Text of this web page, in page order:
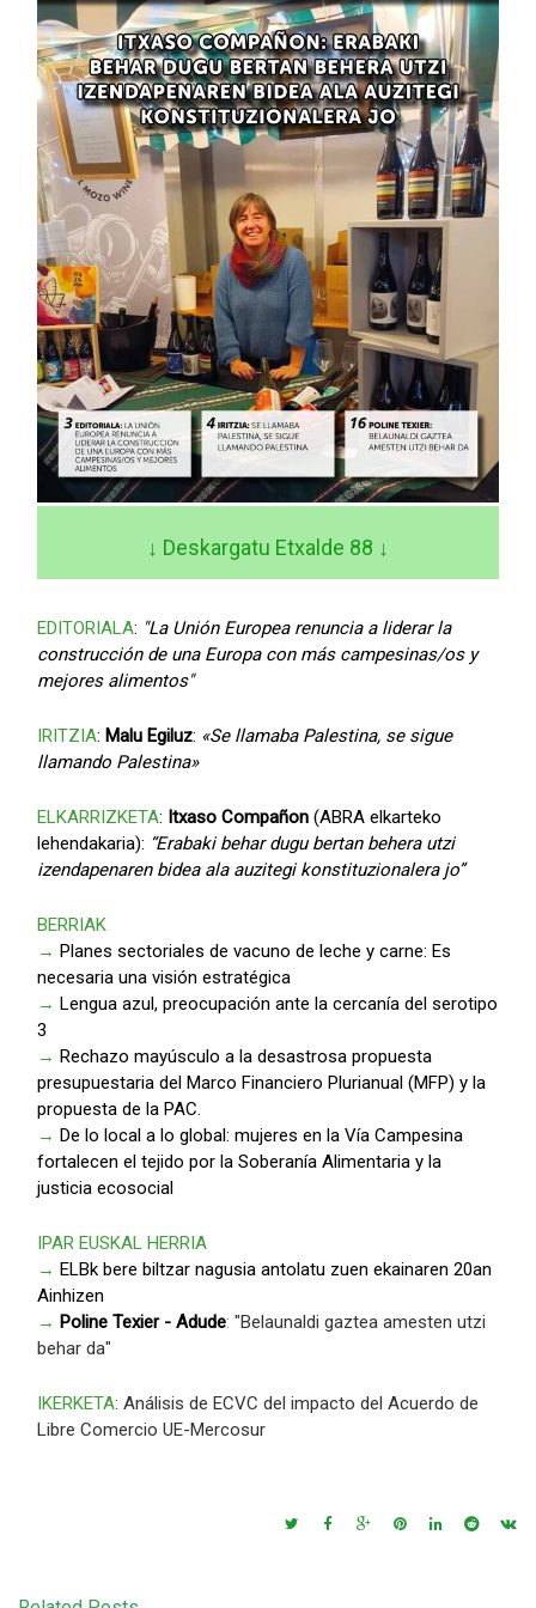
↓ Deskargatu Etxalde 88 ↓
EDITORIALA: "La Unión Europea renuncia a liderar la
construcción de una Europa con más campesinas/os y
mejores alimentos"
IRITZIA: Malu Egiluz: «Se llamaba Palestina, se sigue
llamando Palestina»
ELKARRIZKETA: Itxaso Compañon (ABRA elkarteko
lehendakaria): “Erabaki behar dugu bertan behera utzi
izendapenaren bidea ala auzitegi konstituzionalera jo”
BERRIAK
→ Planes sectoriales de vacuno de leche y carne: Es
necesaria una visión estratégica
→ Lengua azul, preocupación ante la cercanía del serotipo
3
→ Rechazo mayúsculo a la desastrosa propuesta
presupuestaria del Marco Financiero Plurianual (MFP) y la
propuesta de la PAC.
→ De lo local a lo global: mujeres en la Vía Campesina
fortalecen el tejido por la Soberanía Alimentaria y la
justicia ecosocial
IPAR EUSKAL HERRIA
→ ELBk bere biltzar nagusia antolatu zuen ekainaren 20an
Ainhizen
→ Poline Texier - Adude: "Belaunaldi gaztea amesten utzi
behar da"
IKERKETA: Análisis de ECVC del impacto del Acuerdo de
Libre Comercio UE-Mercosur